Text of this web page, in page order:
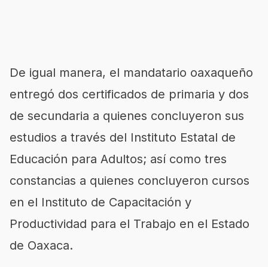
De igual manera, el mandatario oaxaqueño
entregó dos certificados de primaria y dos
de secundaria a quienes concluyeron sus
estudios a través del Instituto Estatal de
Educación para Adultos; así como tres
constancias a quienes concluyeron cursos
en el Instituto de Capacitación y
Productividad para el Trabajo en el Estado
de Oaxaca.